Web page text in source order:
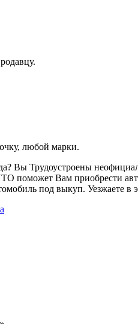
любой марки.
Вы Трудоустроены
поможет Вам приобрести
под выкуп. Уезжаете в